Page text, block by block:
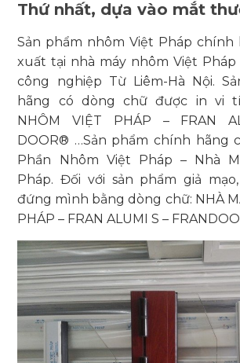
Thứ nhất, dựa vào mắt
Sản phẩm nhôm Việt Pháp chính
xuất tại nhà máy nhôm Việt
công nghiệp Từ Liêm-Hà Nội.
hãng có dòng chữ được in vi
NHÔM VIỆT PHÁP – FRAN
DOOR® …Sản phẩm chính hãng
Phần Nhôm Việt Pháp – Nhà
Pháp. Đối với sản phẩm giả
đứng mình bằng dòng chữ: NHÀ
PHÁP – FRAN ALUMI S –